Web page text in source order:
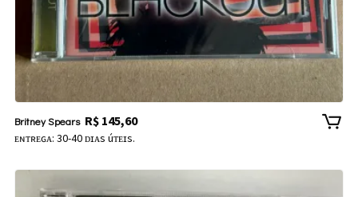
Britney Spears R$145,60
ᴇɴᴛʀᴇɢᴀ: 30-40 ᴅɪᴀs úᴛᴇɪs.